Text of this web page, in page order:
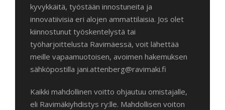
kyvykkäitä, työstään innostuneita ja
innovatiivisia eri alojen ammattilaisia. Jos olet
kiinnostunut työskentelystä tai
työharjoittelusta Ravimäessä, voit lähettää
meille vapaamuotoisen, avoimen hakemuksen
sähköpostilla jani.attenberg@ravimaki.fi
Kaikki mahdollinen voitto ohjautuu omistajalle,
eli Ravimäkiyhdistys ry:lle. Mahdollisen voiton